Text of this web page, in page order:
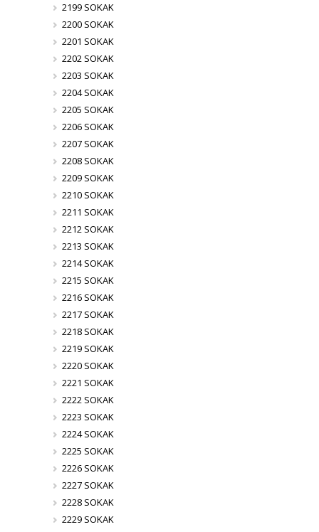
2199 SOKAK
2200 SOKAK
2201 SOKAK
2202 SOKAK
2203 SOKAK
2204 SOKAK
2205 SOKAK
2206 SOKAK
2207 SOKAK
2208 SOKAK
2209 SOKAK
2210 SOKAK
2211 SOKAK
2212 SOKAK
2213 SOKAK
2214 SOKAK
2215 SOKAK
2216 SOKAK
2217 SOKAK
2218 SOKAK
2219 SOKAK
2220 SOKAK
2221 SOKAK
2222 SOKAK
2223 SOKAK
2224 SOKAK
2225 SOKAK
2226 SOKAK
2227 SOKAK
2228 SOKAK
2229 SOKAK